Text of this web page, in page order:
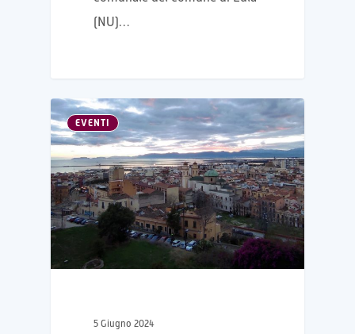
(NU)…
EVENTI
5 Giugno 2024